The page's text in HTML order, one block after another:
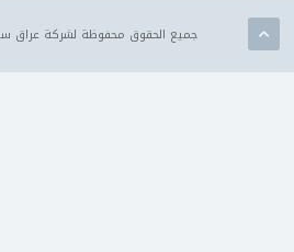
جميع الحقوق محفوظة لشركة عراق